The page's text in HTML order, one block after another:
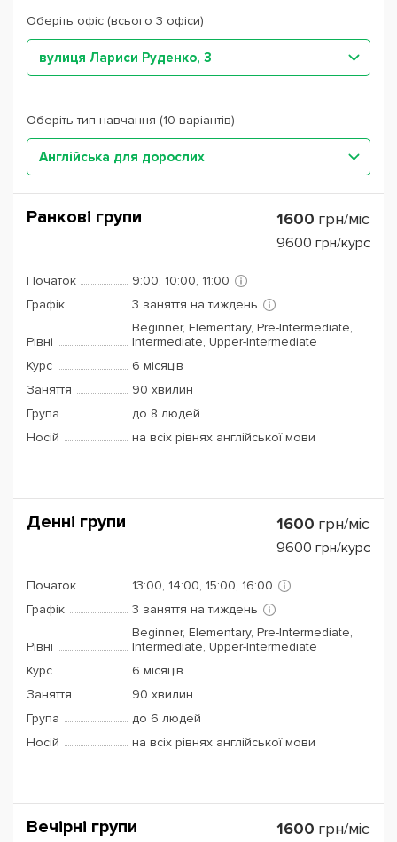
Оберіть офіс (всього 3 офіси)
вулиця Лариси Руденко, 3
Оберіть тип навчання (10 варіантів)
Англійська для дорослих
Ранкові групи 1600 грн/міс
9600 грн/курс
Початок
9:00, 10:00, 11:00
Графік
3 заняття на тиждень
Рівні
Beginner, Elementary, Pre-Intermediate,
Intermediate, Upper-Intermediate
Курс
6 місяців
Заняття
90 хвилин
Група
до 8 людей
Носій
на всіх рівнях англійської мови
Денні групи 1600 грн/міс
9600 грн/курс
Початок
13:00, 14:00, 15:00, 16:00
Графік
3 заняття на тиждень
Рівні
Beginner, Elementary, Pre-Intermediate,
Intermediate, Upper-Intermediate
Курс
6 місяців
Заняття
90 хвилин
Група
до 6 людей
Носій
на всіх рівнях англійської мови
Вечірні групи 1600 грн/міс